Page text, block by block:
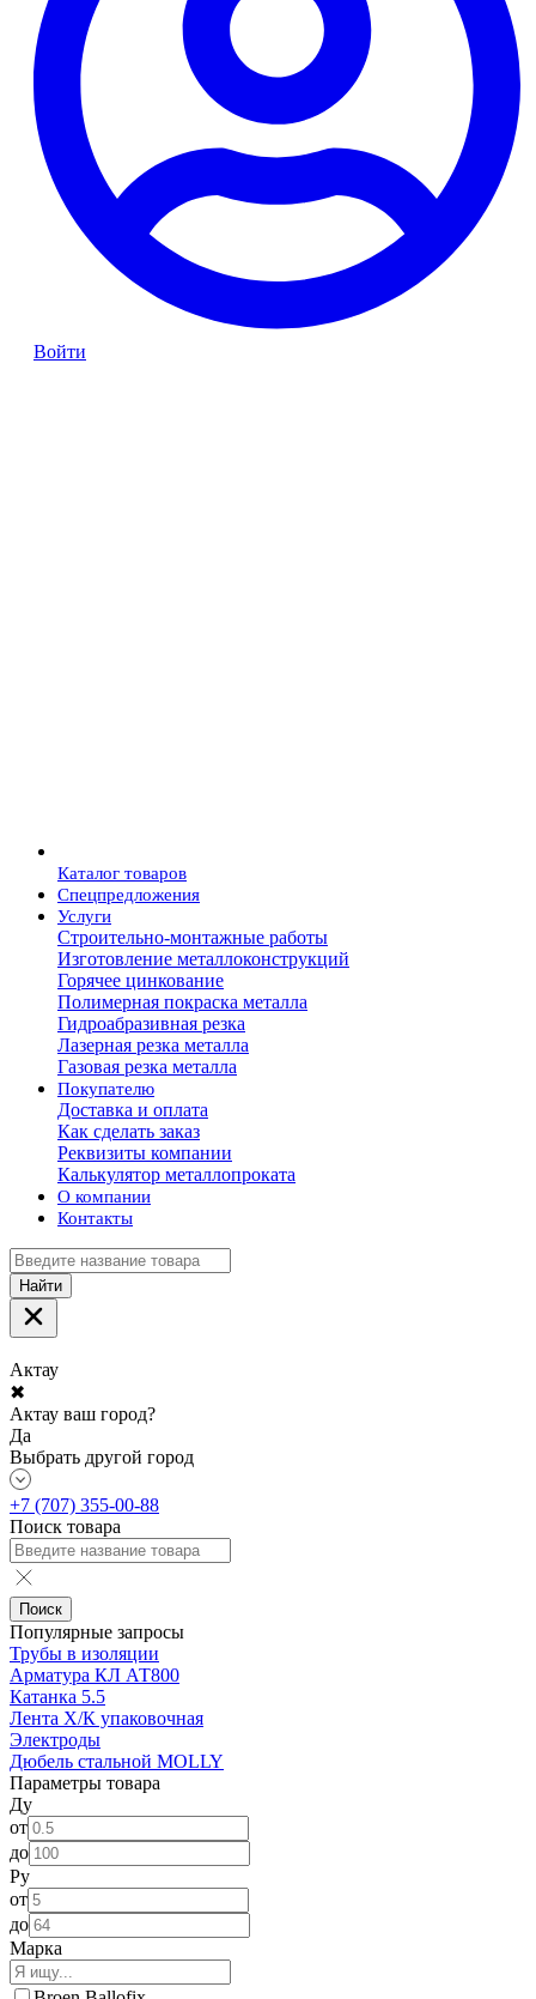
Войти
Каталог товаров
Спецпредложения
Услуги
Строительно-монтажные работы
Изготовление металлоконструкций
Горячее цинкование
Полимерная покраска металла
Гидроабразивная резка
Лазерная резка металла
Газовая резка металла
Покупателю
Доставка и оплата
Как сделать заказ
Реквизиты компании
Калькулятор металлопроката
О компании
Контакты
Найти
Актау
✖
Актау ваш город?
Да
Выбрать другой город
+7 (707) 355-00-88
Поиск товара
Поиск
Популярные запросы
Трубы в изоляции
Арматура КЛ АТ800
Катанка 5.5
Лента Х/К упаковочная
Электроды
Дюбель стальной MOLLY
Параметры товара
Ду
от
до
Ру
от
до
Марка